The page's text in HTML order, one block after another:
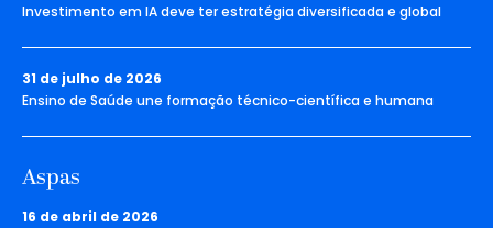
Investimento em IA deve ter estratégia diversificada e global
31 de julho de 2026
Ensino de Saúde une formação técnico-científica e humana
Aspas
16 de abril de 2026